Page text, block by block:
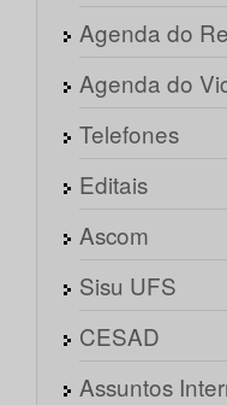
Agenda do
Agenda do
Telefones
Editais
Ascom
Sisu UFS
CESAD
Assuntos